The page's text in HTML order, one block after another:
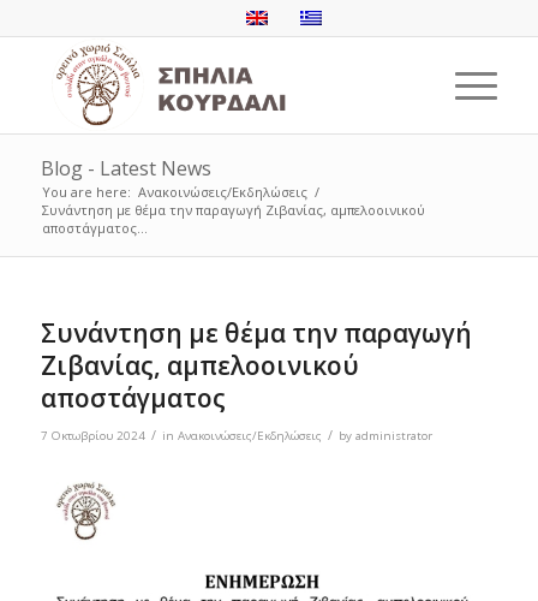
Blog - Latest News
You are here: Ανακοινώσεις/Εκδηλώσεις /
Συνάντηση με θέμα την παραγωγή Ζιβανίας, αμπελοοινικού
αποστάγματος...
Συνάντηση με θέμα την παραγωγή
Ζιβανίας, αμπελοοινικού
αποστάγματος
7 Οκτωβρίου 2024 / in Ανακοινώσεις/Εκδηλώσεις / by administrator